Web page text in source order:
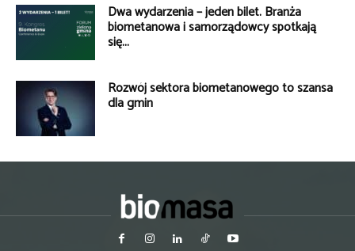
Dwa wydarzenia – jeden bilet. Branża
biometanowa i samorządowcy spotkają
się...
Rozwój sektora biometanowego to szansa
dla gmin